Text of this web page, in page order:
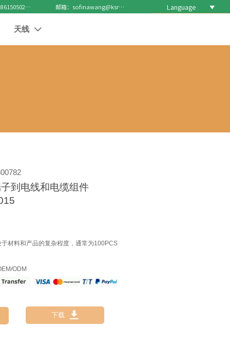
电话 : +8615050271688 邮箱：sofinawang@ksrcd.com Language 
天线 
到电线和电缆组件
于材料和产品的复杂程度，通常为100PCS
ODM
下载 